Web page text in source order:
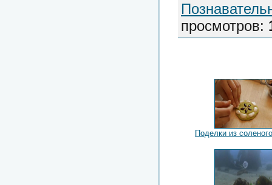
просмотров:
Поделки из